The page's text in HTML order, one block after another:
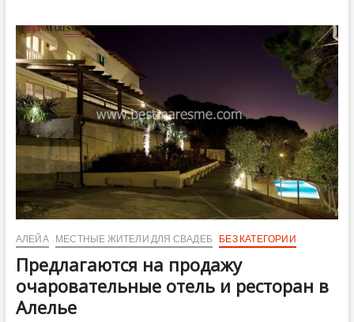
in
Cabrera
de
Mar
АЛЕЙА МЕСТНЫЕ ЖИТЕЛИ ДЛЯ СВАДЕБ БЕЗ КАТЕГОРИИ
Предлагаются на продажу
очаровательные отель и ресторан в
Алелье